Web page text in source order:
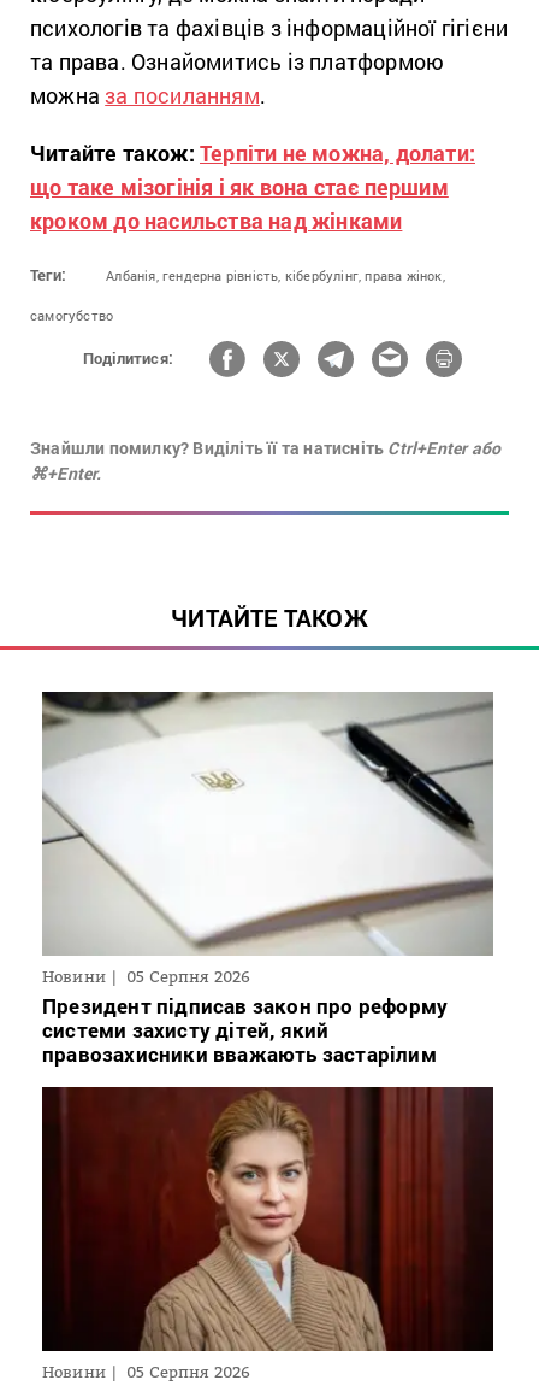
психологів та фахівців з інформаційної гігієни
та права. Ознайомитись із платформою
можназа посиланням.
Читайте також: Терпіти не можна, долати:
що таке мізогінія і як вона стає першим
кроком до насильства над жінками
Теги: Албанія, гендерна рівність, кібербулінг, права жінок,
самогубство
Поділитися:
Знайшли помилку? Виділіть її та натисніть Ctrl+Enter або
⌘+Enter.
ЧИТАЙТЕ ТАКОЖ
Новини 05 Серпня 2026
Президент підписав закон про реформу
системи захисту дітей, який
правозахисники вважають застарілим
Новини 05 Серпня 2026